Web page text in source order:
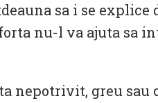
sa i se explice
nu-l va ajuta sa
nepotrivit, greu